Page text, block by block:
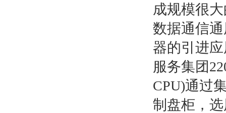
成规模很
数据通信
器的引进
服务集团
CPU)通过
制盘柜，